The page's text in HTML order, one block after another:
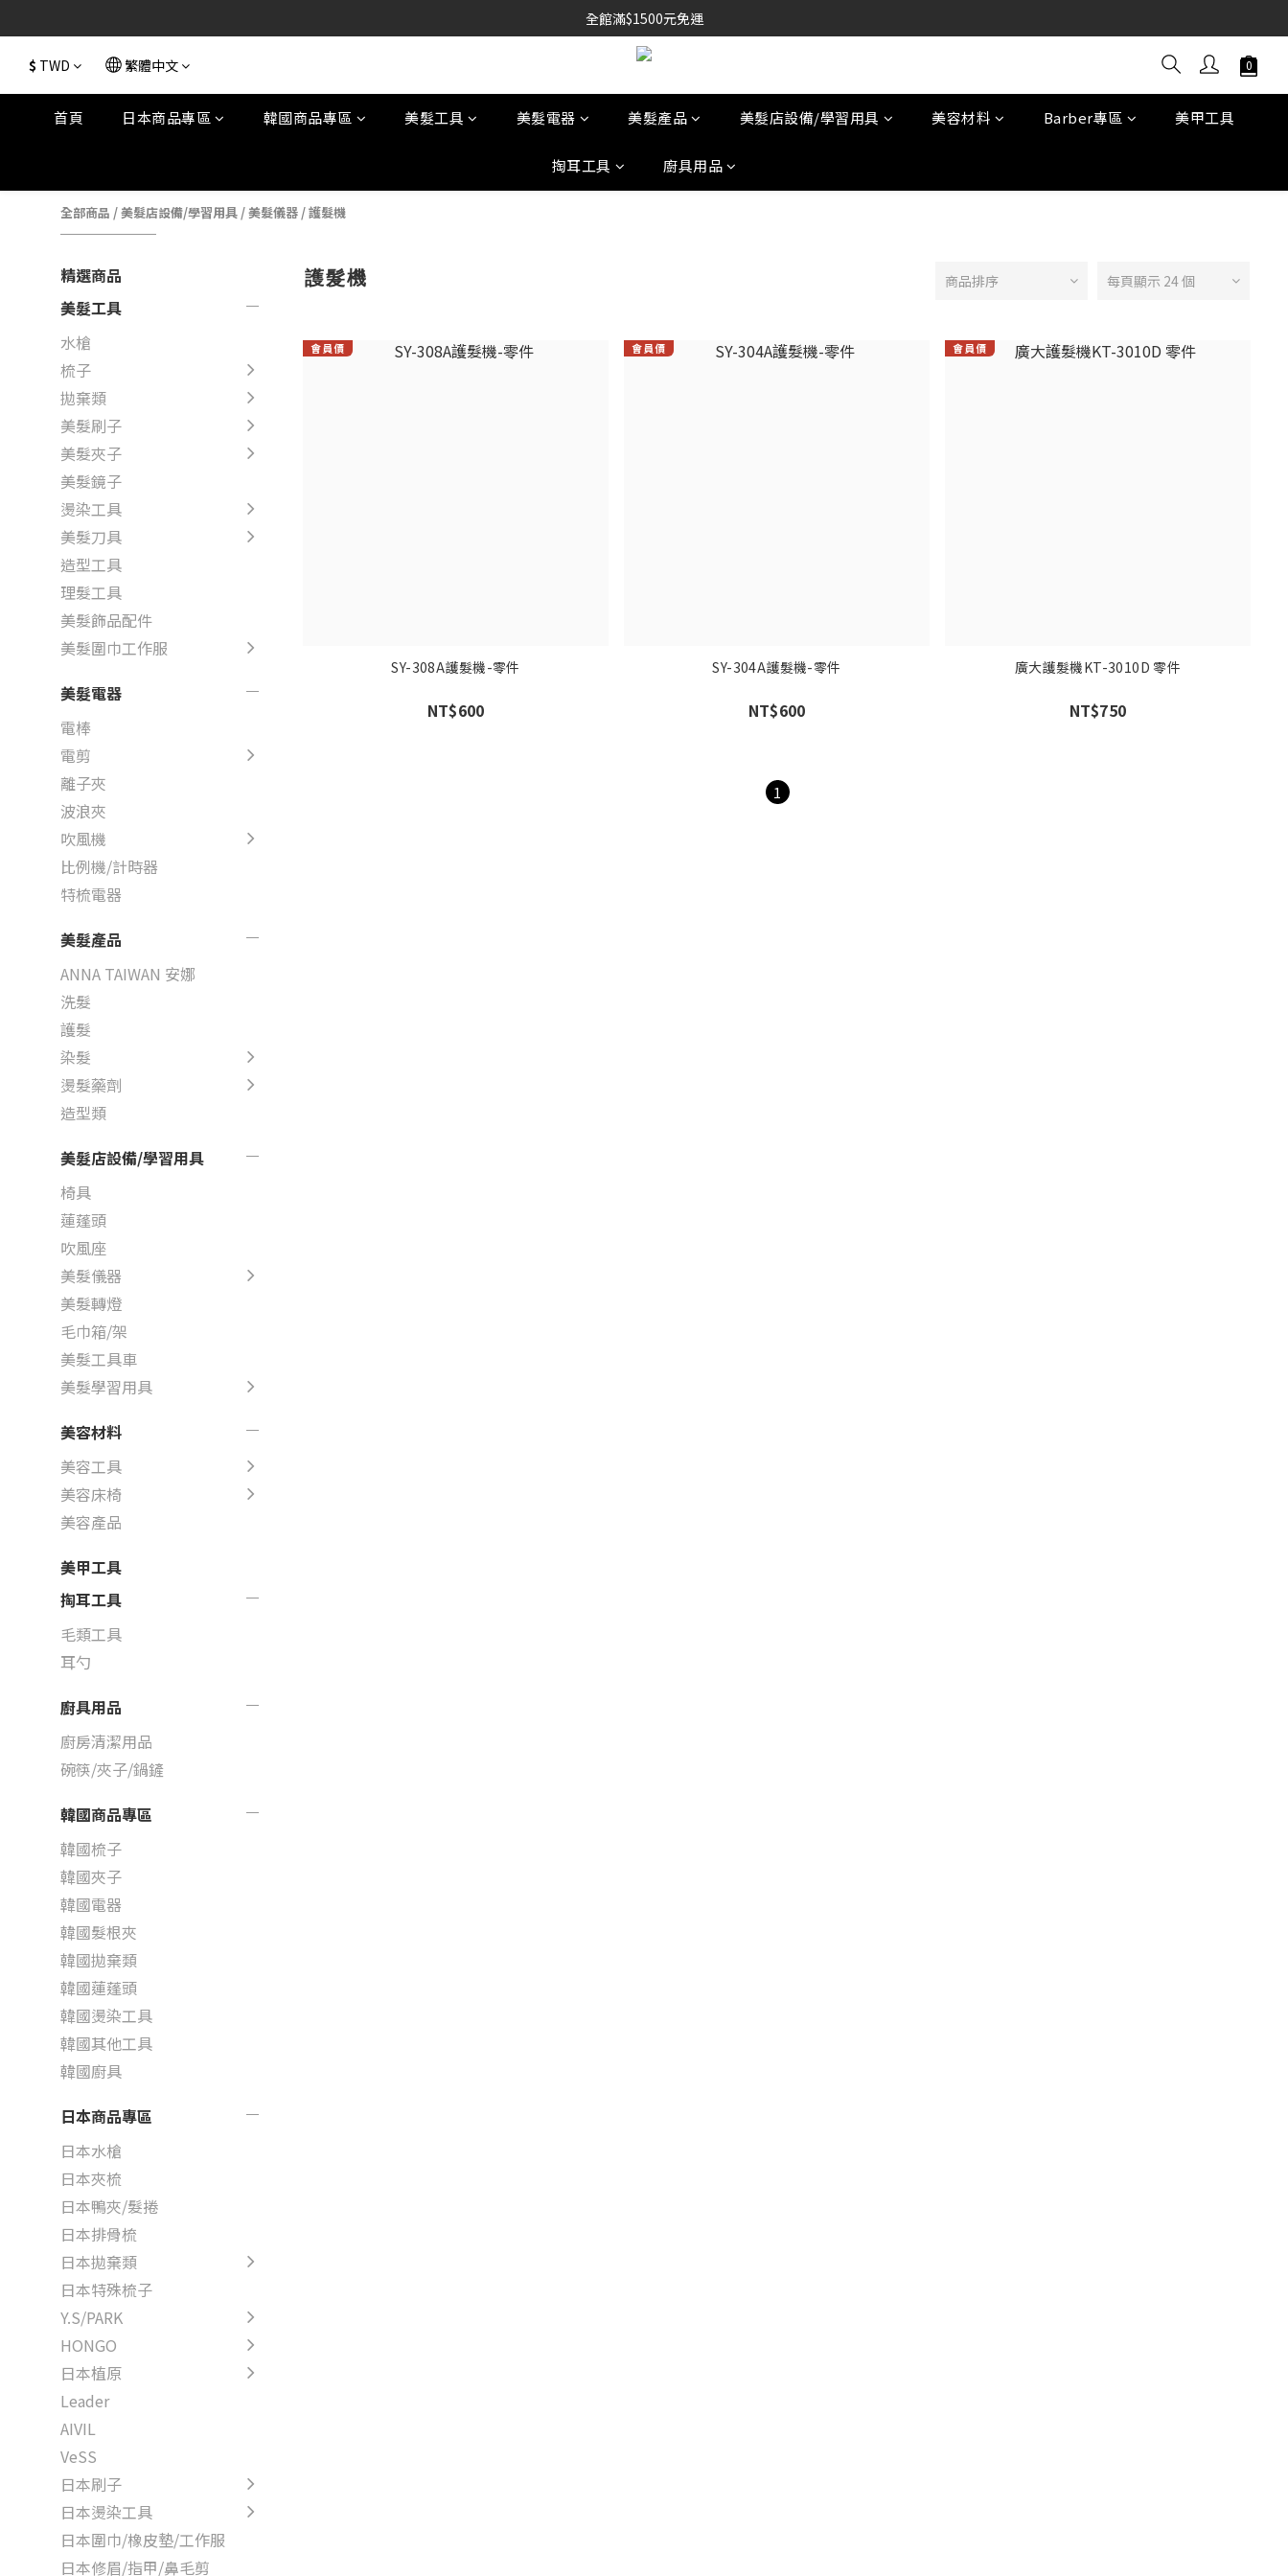
全館滿$1500元免運
$ TWD 繁體中文
首頁 日本商品專區 韓國商品專區 美髮工具 美髮電器 美髮產品 美髮店設備/學習用具 美容材料 Barber專區 美甲工具
掏耳工具 廚具用品
全部商品 /美髮店設備/學習用具 /美髮儀器 /護髮機
精選商品
美髮工具
水槍
梳子
拋棄類
美髮刷子
美髮夾子
美髮鏡子
燙染工具
美髮刀具
造型工具
理髮工具
美髮飾品配件
美髮圍巾工作服
美髮電器
電棒
電剪
離子夾
波浪夾
吹風機
比例機/計時器
特梳電器
美髮產品
ANNA TAIWAN 安娜
洗髮
護髮
染髮
燙髮藥劑
造型類
美髮店設備/學習用具
椅具
蓮蓬頭
吹風座
美髮儀器
美髮轉燈
毛巾箱/架
美髮工具車
美髮學習用具
美容材料
美容工具
美容床椅
美容產品
美甲工具
掏耳工具
毛類工具
耳勺
廚具用品
廚房清潔用品
碗筷/夾子/鍋鏟
韓國商品專區
韓國梳子
韓國夾子
韓國電器
韓國髮根夾
韓國拋棄類
韓國蓮蓬頭
韓國燙染工具
韓國其他工具
韓國廚具
日本商品專區
日本水槍
日本夾梳
日本鴨夾/髮捲
日本排骨梳
日本拋棄類
日本特殊梳子
Y.S/PARK
HONGO
日本植原
Leader
AIVIL
VeSS
日本刷子
日本燙染工具
日本圍巾/橡皮墊/工作服
日本修眉/指甲/鼻毛剪
護髮機 商品排序 每頁顯示 24 個
SY-308A護髮機-零件
NT$600
SY-304A護髮機-零件
NT$600
廣大護髮機KT-3010D 零件
NT$750
1